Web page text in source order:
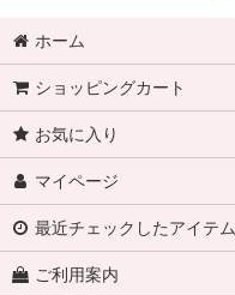
ホーム
ショッピングカート
お気に入り
マイページ
最近チェックしたアイテム
ご利用案内